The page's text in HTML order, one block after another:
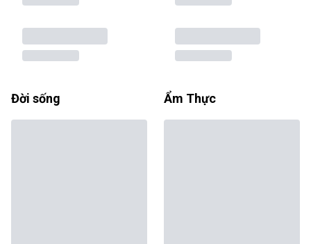
Đời sống Ẩm Thực